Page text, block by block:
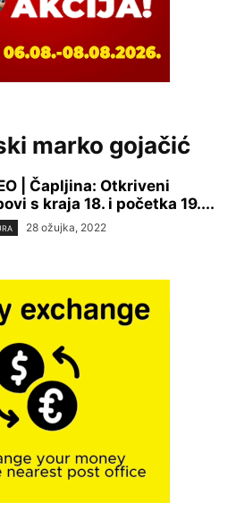
marko gojačić
| Čapljina: Otkriveni
s kraja 18. i početka 19....
28 ožujka, 2022